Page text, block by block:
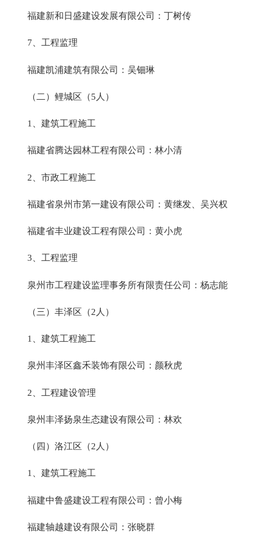
福建新和日盛建设发展有限公司：丁树传
7、工程监理
福建凯浦建筑有限公司：吴钿琳
（二）鲤城区（5人）
1、建筑工程施工
福建省腾达园林工程有限公司：林小清
2、市政工程施工
福建省泉州市第一建设有限公司：黄继发、吴兴权
福建省丰业建设工程有限公司：黄小虎
3、工程监理
泉州市工程建设监理事务所有限责任公司：杨志能
（三）丰泽区（2人）
1、建筑工程施工
泉州丰泽区鑫禾装饰有限公司：颜秋虎
2、工程建设管理
泉州丰泽扬泉生态建设有限公司：林欢
（四）洛江区（2人）
1、建筑工程施工
福建中鲁盛建设工程有限公司：曾小梅
福建轴越建设有限公司：张晓群